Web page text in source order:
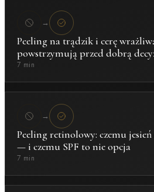
→
Peeling na trądzik i cerę
powstrzymują przed dobrą
7 min
→
Peeling retinolowy: czemu
— i czemu SPF to nie opcja
7 min